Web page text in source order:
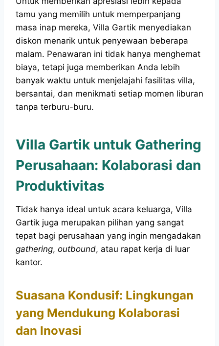
tamu yang memilih untuk memperpanjang
masa inap mereka, Villa Gartik menyediakan
diskon menarik untuk penyewaan beberapa
malam. Penawaran ini tidak hanya menghemat
biaya, tetapi juga memberikan Anda lebih
banyak waktu untuk menjelajahi fasilitas villa,
bersantai, dan menikmati setiap momen liburan
tanpa terburu-buru.
Villa Gartik untuk Gathering
Perusahaan: Kolaborasi dan
Produktivitas
Tidak hanya ideal untuk acara keluarga, Villa
Gartik juga merupakan pilihan yang sangat
tepat bagi perusahaan yang ingin mengadakan
gathering, outbound, atau rapat kerja di luar
kantor.
Suasana Kondusif: Lingkungan
yang Mendukung Kolaborasi
dan Inovasi